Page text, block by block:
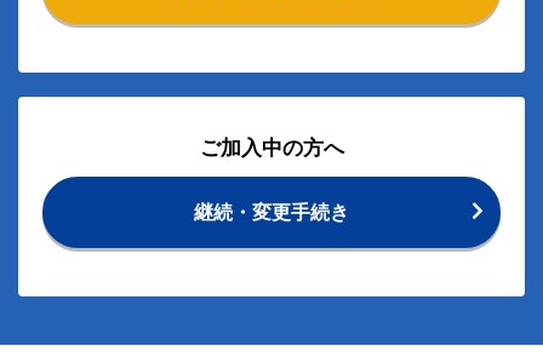
ご加入中の方へ
継続・変更手続き